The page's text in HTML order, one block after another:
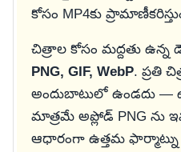
కోసం MP4కు
చిత్రాల కోసం మద్దతు ఉన్న
PNG, GIF, WebP. ప్రతి
అందుబాటులో ఉండదు —
మాత్రమే అప్లోడ్ PNG ను
ఆధారంగా ఉత్తమ